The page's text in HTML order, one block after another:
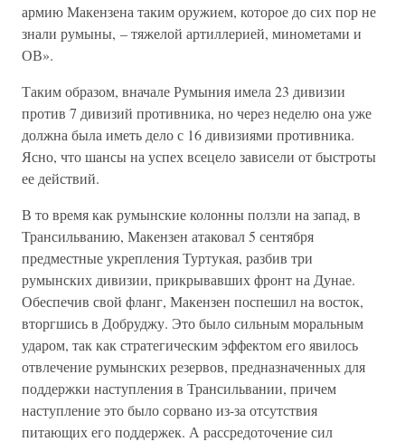
армию Макензена таким оружием, которое до сих пор не
знали румыны, – тяжелой артиллерией, минометами и
ОВ».
Таким образом, вначале Румыния имела 23 дивизии
против 7 дивизий противника, но через неделю она уже
должна была иметь дело с 16 дивизиями противника.
Ясно, что шансы на успех всецело зависели от быстроты
ее действий.
В то время как румынские колонны ползли на запад, в
Трансильванию, Макензен атаковал 5 сентября
предместные укрепления Туртукая, разбив три
румынских дивизии, прикрывавших фронт на Дунае.
Обеспечив свой фланг, Макензен поспешил на восток,
вторгшись в Добруджу. Это было сильным моральным
ударом, так как стратегическим эффектом его явилось
отвлечение румынских резервов, предназначенных для
поддержки наступления в Трансильвании, причем
наступление это было сорвано из-за отсутствия
питающих его поддержек. А рассредоточение сил